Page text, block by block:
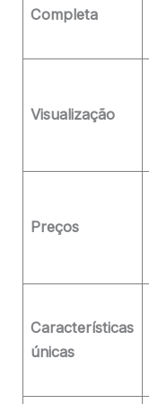
Completa
Visualização
Preços
Características
únicas